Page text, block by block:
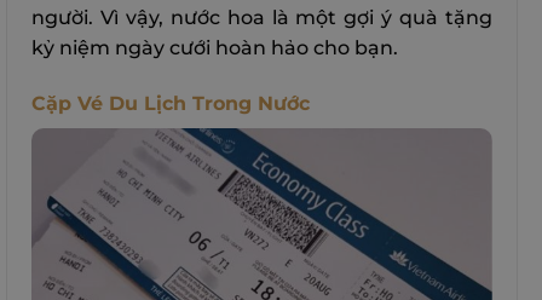
người. Vì vậy, nước hoa là một gợi ý quà tặng
kỷ niệm ngày cưới hoàn hảo cho bạn.
Cặp Vé Du Lịch Trong Nước